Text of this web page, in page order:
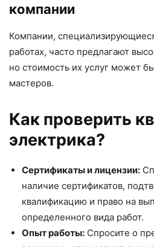
компании
Компании,
работах, часто предлагают
но стоимость их услуг может
мастеров.
Как проверить
электрика?
Сертификаты и лицензии:
наличие сертификатов,
квалификацию и право на
определенного вида работ.
Опыт работы: Спросите о